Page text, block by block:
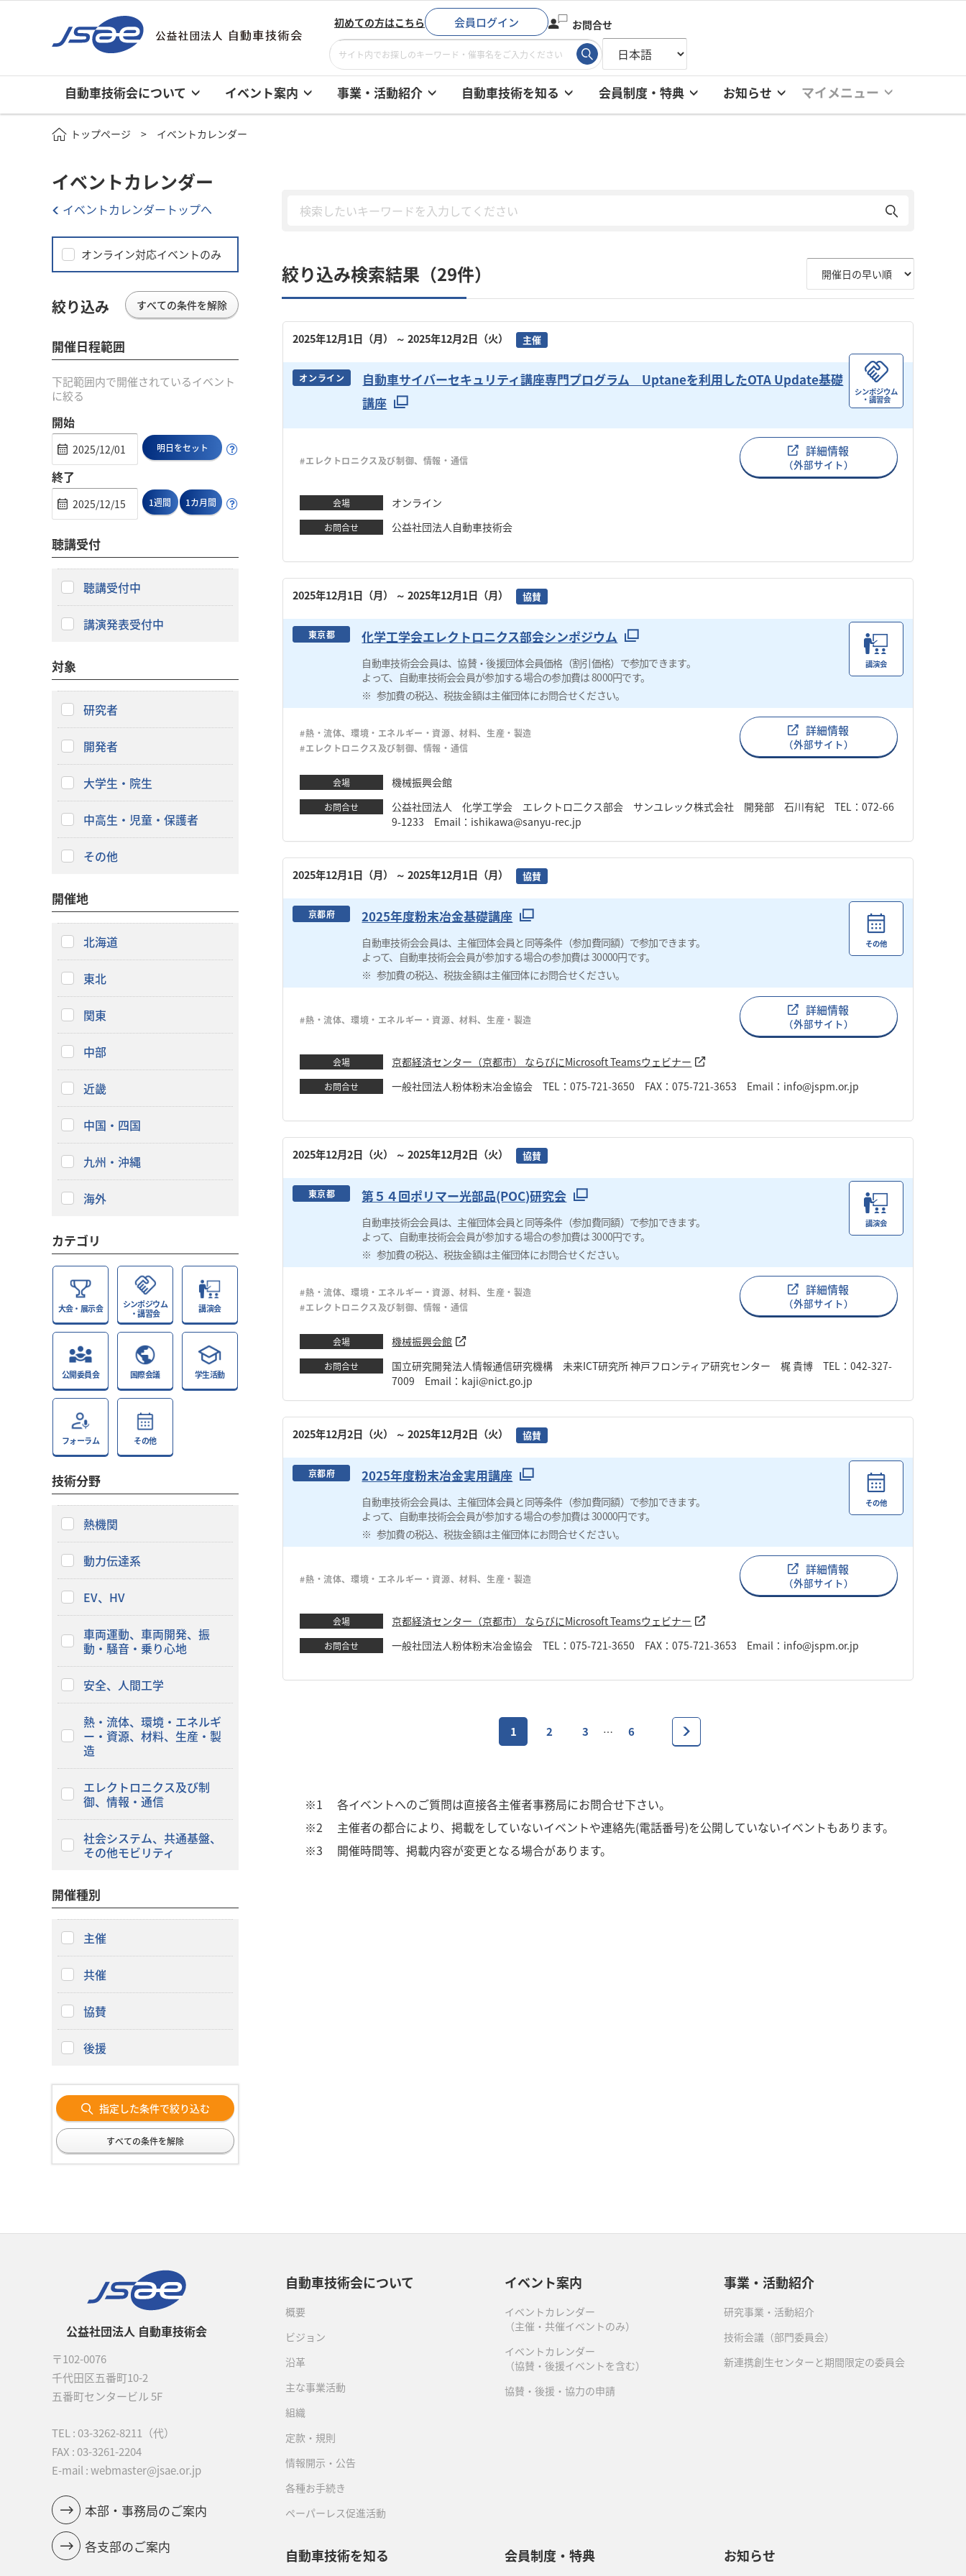
初めての方はこちら 会員ログイン お問合せ
自動車技術会について イベント案内 事業・活動紹介 自動車技術を知る 会員制度・特典 お知らせ マイメニュー
トップページ イベントカレンダー
絞り込み検索結果（29件）
2025年12月1日（月） ～ 2025年12月2日（火） 主催
オンライン
自動車サイバーセキュリティ講座専門プログラム Uptaneを利用したOTA Update基礎
講座
シンポジウム
・講習会
#エレクトロニクス及び制御、情報・通信
詳細情報
（外部サイト）
会場 オンライン
お問合せ 公益社団法人自動車技術会
2025年12月1日（月） ～ 2025年12月1日（月） 協賛
東京都 化学工学会エレクトロニクス部会シンポジウム
自動車技術会会員は、協賛・後援団体会員価格（割引価格）で参加できます。
よって、自動車技術会会員が参加する場合の参加費は 8000円です。
参加費の税込、税抜金額は主催団体にお問合せください。
講演会
#熱・流体、環境・エネルギー・資源、材料、生産・製造
#エレクトロニクス及び制御、情報・通信
詳細情報
（外部サイト）
会場 機械振興会館
お問合せ
公益社団法人 化学工学会 エレクトロ二クス部会 サンユレック株式会社 開発部 石川有紀 TEL：072-66
9-1233 Email：ishikawa@sanyu-rec.jp
2025年12月1日（月） ～ 2025年12月1日（月） 協賛
京都府 2025年度粉末冶金基礎講座
自動車技術会会員は、主催団体会員と同等条件（参加費同額）で参加できます。
よって、自動車技術会会員が参加する場合の参加費は 30000円です。
参加費の税込、税抜金額は主催団体にお問合せください。
その他
#熱・流体、環境・エネルギー・資源、材料、生産・製造
詳細情報
（外部サイト）
会場 京都経済センター（京都市） ならびにMicrosoft Teamsウェビナー
お問合せ 一般社団法人粉体粉末冶金協会 TEL：075-721-3650 FAX：075-721-3653 Email：info@jspm.or.jp
2025年12月2日（火） ～ 2025年12月2日（火） 協賛
東京都 第５４回ポリマー光部品(POC)研究会
自動車技術会会員は、主催団体会員と同等条件（参加費同額）で参加できます。
よって、自動車技術会会員が参加する場合の参加費は 3000円です。
参加費の税込、税抜金額は主催団体にお問合せください。
講演会
#熱・流体、環境・エネルギー・資源、材料、生産・製造
#エレクトロニクス及び制御、情報・通信
詳細情報
（外部サイト）
会場 機械振興会館
お問合せ
国立研究開発法人情報通信研究機構 未来ICT研究所 神戸フロンティア研究センター 梶 貴博 TEL：042-327-
7009 Email：kaji@nict.go.jp
2025年12月2日（火） ～ 2025年12月2日（火） 協賛
京都府 2025年度粉末冶金実用講座
自動車技術会会員は、主催団体会員と同等条件（参加費同額）で参加できます。
よって、自動車技術会会員が参加する場合の参加費は 30000円です。
参加費の税込、税抜金額は主催団体にお問合せください。
その他
#熱・流体、環境・エネルギー・資源、材料、生産・製造
詳細情報
（外部サイト）
会場 京都経済センター（京都市） ならびにMicrosoft Teamsウェビナー
お問合せ 一般社団法人粉体粉末冶金協会 TEL：075-721-3650 FAX：075-721-3653 Email：info@jspm.or.jp
1 2 3 … 6
※1
各イベントへのご質問は直接各主催者事務局にお問合せ下さい。
※2
主催者の都合により、掲載をしていないイベントや連絡先(電話番号)を公開していないイベントもあります。
※3
開催時間等、掲載内容が変更となる場合があります。
イベントカレンダー
イベントカレンダートップへ
オンライン対応イベントのみ
絞り込み すべての条件を解除
開催日程範囲
下記範囲内で開催されているイベント
に絞る
開始
明日をセット
終了
1週間 1カ月間
聴講受付
聴講受付中
講演発表受付中
対象
研究者
開発者
大学生・院生
中高生・児童・保護者
その他
開催地
北海道
東北
関東
中部
近畿
中国・四国
九州・沖縄
海外
カテゴリ
大会・展示会
シンポジウム
・講習会
講演会
公開委員会 国際会議 学生活動
フォーラム その他
技術分野
熱機関
動力伝達系
EV、HV
車両運動、車両開発、振
動・騒音・乗り心地
安全、人間工学
熱・流体、環境・エネルギ
ー・資源、材料、生産・製
造
エレクトロニクス及び制
御、情報・通信
社会システム、共通基盤、
その他モビリティ
開催種別
主催
共催
協賛
後援
指定した条件で絞り込む
すべての条件を解除
公益社団法人 自動車技術会
〒102-0076
千代田区五番町10-2
五番町センタービル 5F
TEL : 03-3262-8211
（代）
FAX : 03-3261-2204
E-mail : webmaster@jsae.or.jp
本部・事務局のご案内
各支部のご案内
自動車技術会について
概要
ビジョン
沿革
主な事業活動
組織
定款・規則
情報開示・公告
各種お手続き
ペーパーレス促進活動
イベント案内
イベントカレンダー
（主催・共催イベントのみ）
イベントカレンダー
（協賛・後援イベントを含む）
協賛・後援・協力の申請
事業・活動紹介
研究事業・活動紹介
技術会議（部門委員会）
新連携創生センターと期間限定の委員会
自動車技術を知る 会員制度・特典 お知らせ